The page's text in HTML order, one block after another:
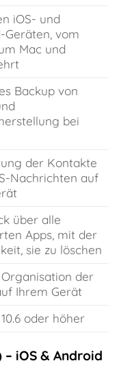
iOS- und
Geräten, vom
Mac und
Backup von
bei
der Kontakte
Nachrichten auf
über alle
Apps, mit der
sie zu löschen
der
Ihrem Gerät
oder höher
– iOS & Android